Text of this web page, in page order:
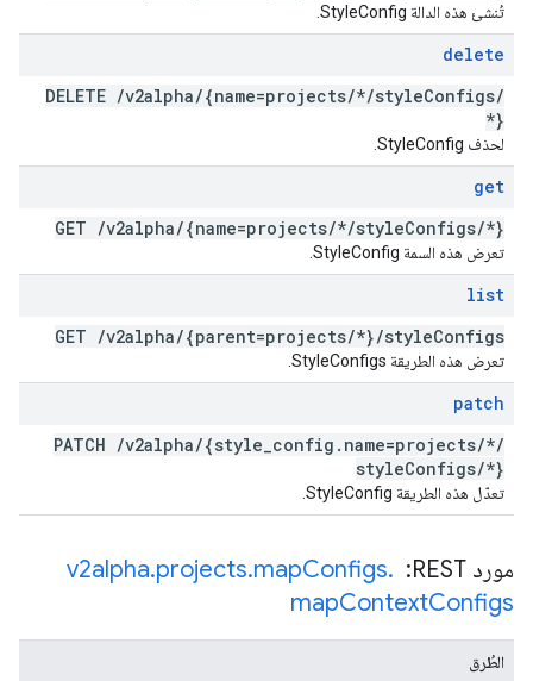
تُنشئ هذه الدالة StyleConfig.
delete
DELETE /v2alpha/{name=projects/*/styleConfigs/
*}
لحذف StyleConfig.
get
GET /v2alpha/{name=projects/*/styleConfigs/*}
تعرض هذه السمة StyleConfig.
list
GET /v2alpha/{parent=projects/*}/styleConfigs
تعرض هذه الطريقة StyleConfigs.
patch
PATCH /v2alpha/{style config . name=projects/*/
styleConfigs/*}
تعدّل هذه الطريقة StyleConfig.
مورد REST: ‏ v2alpha.projects.mapConfigs.
mapContextConfigs
الطُرق